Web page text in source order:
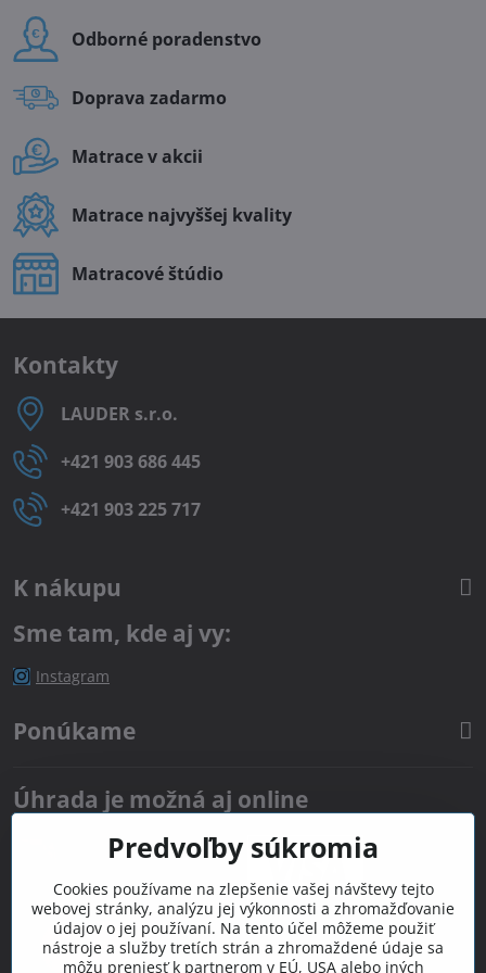
Odborné poradenstvo
Doprava zadarmo
Matrace v akcii
Matrace najvyššej kvality
Matracové štúdio
Kontakty
LAUDER s​.r​.o​.
+421 903 686 445
+421 903 225 717
K nákupu
Sme tam, kde aj vy:
Instagram
Ponúkame
Úhrada je možná aj online
Predvoľby súkromia
Cookies používame na zlepšenie vašej návštevy tejto
webovej stránky, analýzu jej výkonnosti a zhromažďovanie
údajov o jej používaní. Na tento účel môžeme použiť
nástroje a služby tretích strán a zhromaždené údaje sa
môžu preniesť k partnerom v EÚ, USA alebo iných